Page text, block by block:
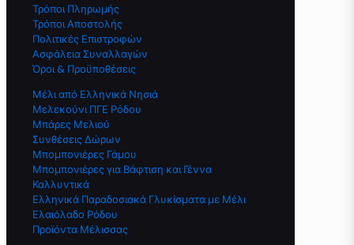
Τρόποι Πληρωμής
Τρόποι Αποστολής
Πολιτικές Επιστροφών
Ασφάλεια Συναλλαγών
Όροι & Προϋποθέσεις
Μέλι από Ελληνικά Νησιά
Μελεκούνι ΠΓΕ Ρόδου
Μπάρες Μελιού
Συνθέσεις Δώρων
Μπομπονιέρες Γάμου
Μπομπονιέρες για Βάφτιση και Γέννα
Καλλυντικά
Ελληνικά Παραδοσιακά Γλυκίσματα με Μέλι
Ελαιόλαδο Ρόδου
Προϊόντα Μέλισσας